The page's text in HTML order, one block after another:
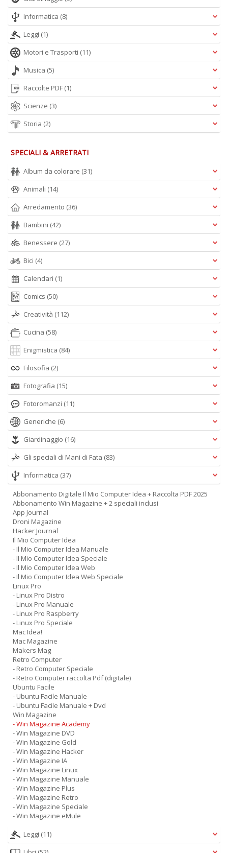
Informatica (8)
Leggi (1)
Motori e Trasporti (11)
Musica (5)
Raccolte PDF (1)
Scienze (3)
Storia (2)
SPECIALI & ARRETRATI
Album da colorare (31)
Animali (14)
Arredamento (36)
Bambini (42)
Benessere (27)
Bici (4)
Calendari (1)
Comics (50)
Creatività (112)
Cucina (58)
Enigmistica (84)
Filosofia (2)
Fotografia (15)
Fotoromanzi (11)
Generiche (6)
Giardinaggio (16)
Gli speciali di Mani di Fata (83)
Informatica (37)
Abbonamento Digitale Il Mio Computer Idea + Raccolta PDF 2025
Abbonamento Win Magazine + 2 speciali inclusi
App Journal
Droni Magazine
Hacker Journal
Il Mio Computer Idea
- Il Mio Computer Idea Manuale
- Il Mio Computer Idea Speciale
- Il Mio Computer Idea Web
- Il Mio Computer Idea Web Speciale
Linux Pro
- Linux Pro Distro
- Linux Pro Manuale
- Linux Pro Raspberry
- Linux Pro Speciale
Mac Idea!
Mac Magazine
Makers Mag
Retro Computer
- Retro Computer Speciale
- Retro Computer raccolta Pdf (digitale)
Ubuntu Facile
- Ubuntu Facile Manuale
- Ubuntu Facile Manuale + Dvd
Win Magazine
- Win Magazine Academy
- Win Magazine DVD
- Win Magazine Gold
- Win Magazine Hacker
- Win Magazine IA
- Win Magazine Linux
- Win Magazine Manuale
- Win Magazine Plus
- Win Magazine Retro
- Win Magazine Speciale
- Win Magazine eMule
Leggi (11)